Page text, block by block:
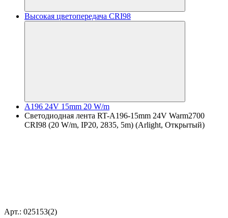
Высокая цветопередача CRI98
A196 24V 15mm 20 W/m
Светодиодная лента RT-A196-15mm 24V Warm2700
CRI98 (20 W/m, IP20, 2835, 5m) (Arlight, Открытый)
Арт.: 025153(2)